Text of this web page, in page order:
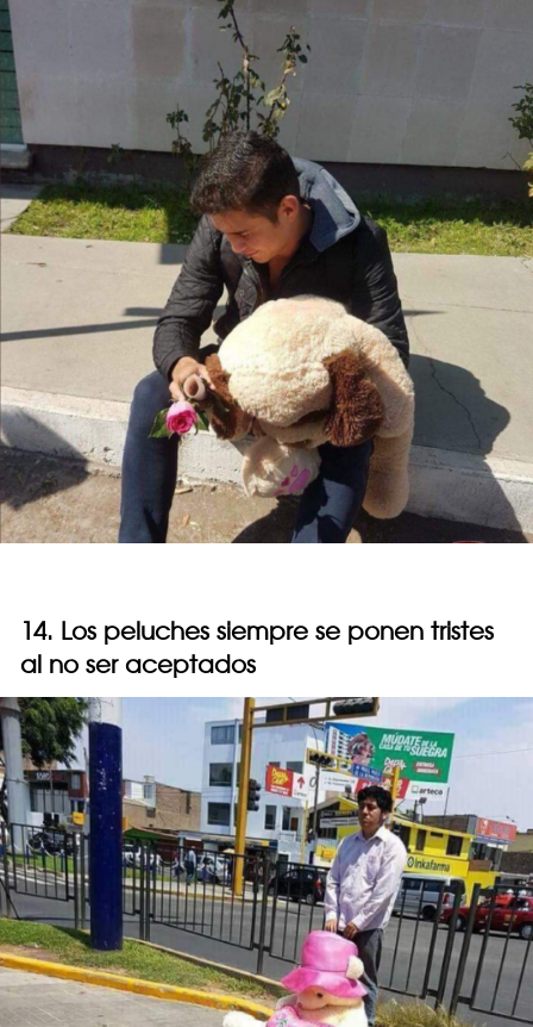
14. Los peluches siempre se ponen tristes
al no ser aceptados